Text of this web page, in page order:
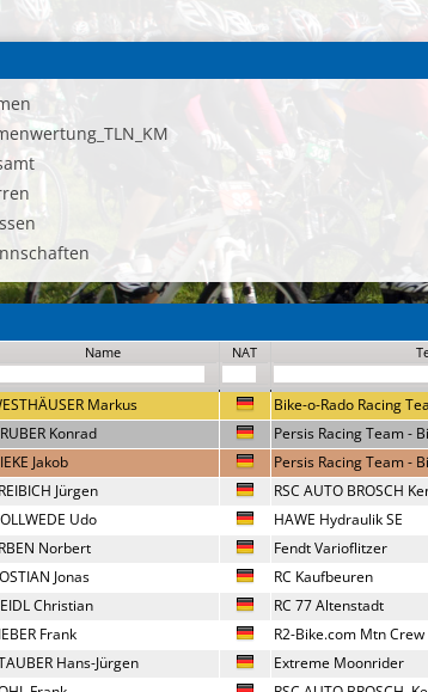
Name NAT
Markus Bike-o-Rado Racing
Konrad Persis Racing Team -
Jakob Persis Racing Team -
Jürgen RSC AUTO BROSCH
Udo HAWE Hydraulik SE
Norbert Fendt Varioflitzer
Jonas RC Kaufbeuren
Christian RC 77 Altenstadt
Frank R2-Bike.com Mtn Crew
Hans-Jürgen Extreme Moonrider